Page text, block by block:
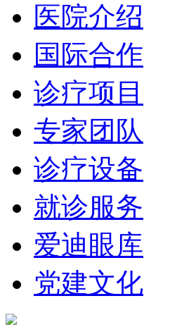
医院介绍
国际合作
诊疗项目
专家团队
诊疗设备
就诊服务
爱迪眼库
党建文化